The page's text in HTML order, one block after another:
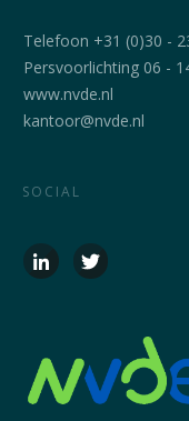
Telefoon +31 (0)30 -
Persvoorlichting 06 -
www.nvde.nl
kantoor@nvde.nl
SOCIAL